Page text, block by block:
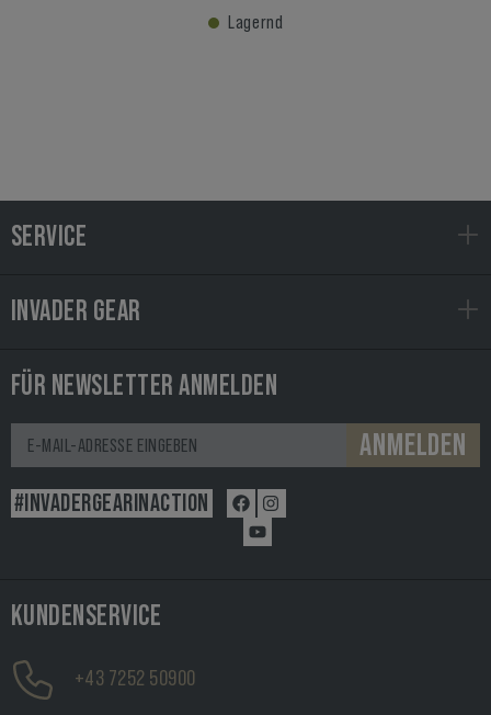
Lagernd
SERVICE
INVADER GEAR
FÜR NEWSLETTER ANMELDEN
ANMELDEN
#INVADERGEARINACTION
KUNDENSERVICE
+43 7252 50900